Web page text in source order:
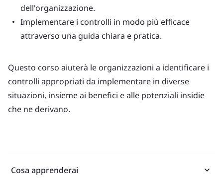
dell'organizzazione.
Implementare i controlli in modo più efficace
attraverso una guida chiara e pratica.
Questo corso aiuterà le organizzazioni a identificare i
controlli appropriati da implementare in diverse
situazioni, insieme ai benefici e alle potenziali insidie
che ne derivano.
Cosa apprenderai